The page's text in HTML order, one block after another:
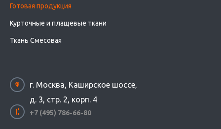
Готовая продукция
Курточные и плащевые ткани
Ткань Смесовая
г. Москва, Каширское шоссе,
д. 3, стр. 2, корп. 4
+7 (495) 786-66-80